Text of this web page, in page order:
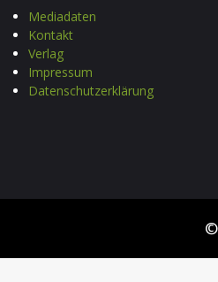
Mediadaten
Kontakt
Verlag
Impressum
Datenschutzerklärung